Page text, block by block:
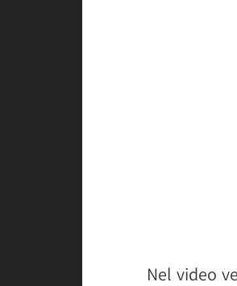
Nel video